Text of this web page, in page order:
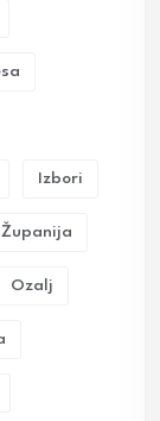
Izbori
Ozalj